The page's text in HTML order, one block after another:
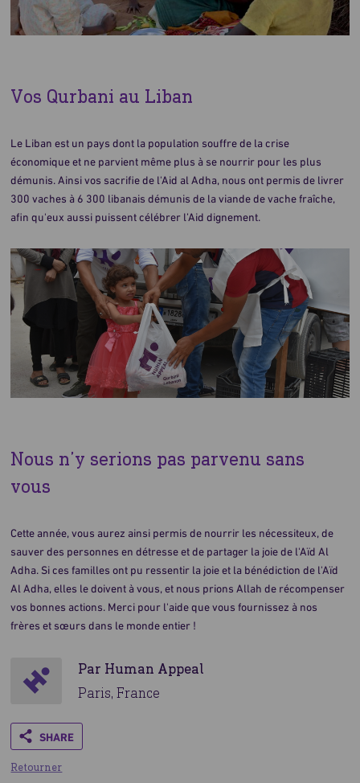
Vos Qurbani au Liban
Le Liban est un pays dont la population souffre de la crise
économique et ne parvient même plus à se nourrir pour les plus
démunis. Ainsi vos sacrifie de l'Aid al Adha, nous ont permis de livrer
300 vaches à 6 300 libanais démunis de la viande de vache fraîche,
afin qu'eux aussi puissent célébrer l’Aid dignement.
Nous n’y serions pas parvenu sans
vous
Cette année, vous aurez ainsi permis de nourrir les nécessiteux, de
sauver des personnes en détresse et de partager la joie de l'Aïd Al
Adha. Si ces familles ont pu ressentir la joie et la bénédiction de l'Aïd
Al Adha, elles le doivent à vous, et nous prions Allah de récompenser
vos bonnes actions. Merci pour l'aide que vous fournissez à nos
frères et sœurs dans le monde entier !
Par Human Appeal
Paris, France
Share
Retourner